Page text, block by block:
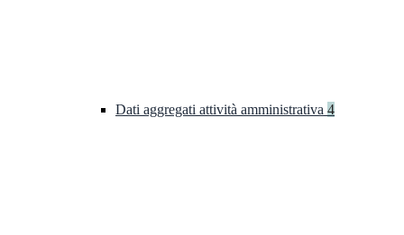
Dati aggregati attività amministrativa 4